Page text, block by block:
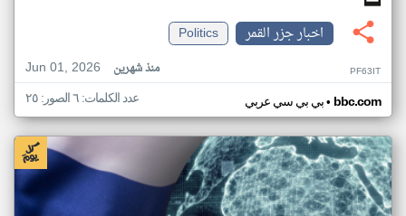
اخبار جزر القمر
Politics
Jun 01, 2026
منذ شهرين PF63IT
بي بي سي عربي• bbc.com عدد الكلمات: ٦ الصور: ٢٥